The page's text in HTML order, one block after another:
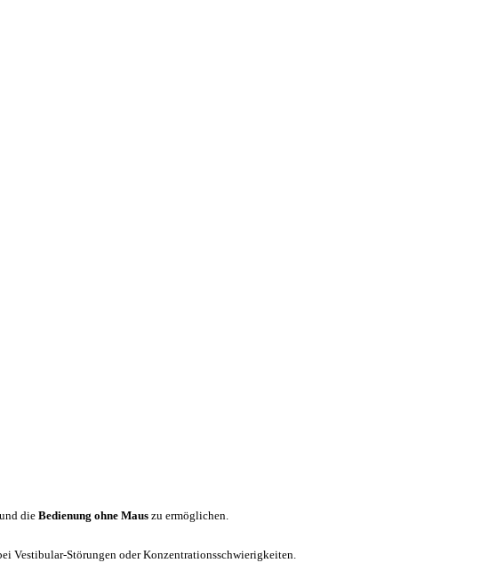
dieBedienung ohne Maus zu ermöglichen.
Vestibular-Störungen oder Konzentrationsschwierigkeiten.